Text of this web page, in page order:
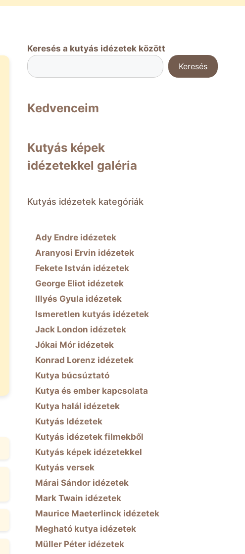
Keresés a kutyás idézetek között
Keresés
Kedvenceim
Kutyás képek
idézetekkel galéria
Kutyás idézetek kategóriák
Ady Endre idézetek
Aranyosi Ervin idézetek
Fekete István idézetek
George Eliot idézetek
Illyés Gyula idézetek
Ismeretlen kutyás idézetek
Jack London idézetek
Jókai Mór idézetek
Konrad Lorenz idézetek
Kutya búcsúztató
Kutya és ember kapcsolata
Kutya halál idézetek
Kutyás Idézetek
Kutyás idézetek filmekből
Kutyás képek idézetekkel
Kutyás versek
Márai Sándor idézetek
Mark Twain idézetek
Maurice Maeterlinck idézetek
Megható kutya idézetek
Müller Péter idézetek